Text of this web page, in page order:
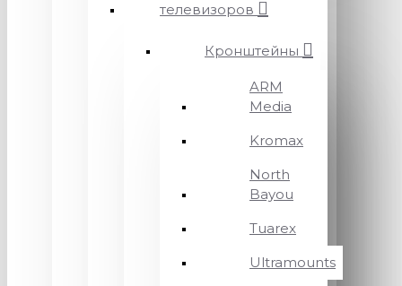
телевизоров
Кронштейны
ARM
Media
Kromax
North
Bayou
Tuarex
Ultramounts